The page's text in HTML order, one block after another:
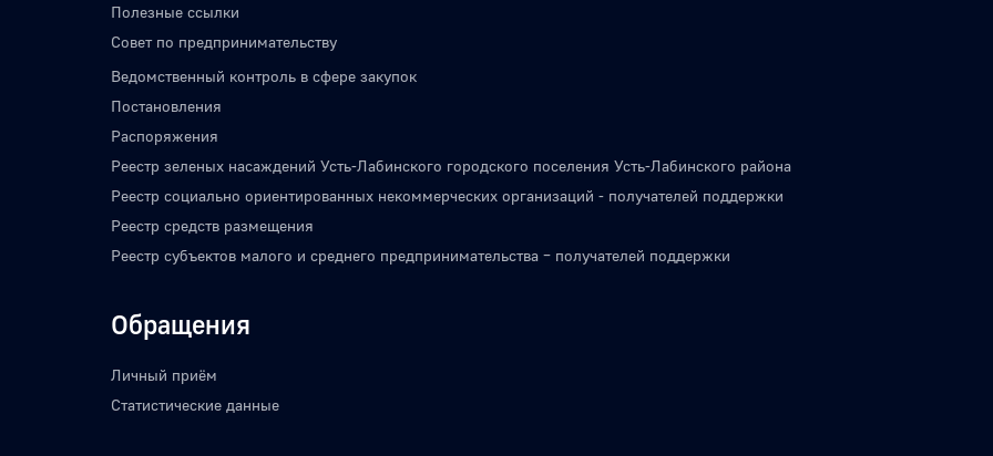
Полезные ссылки
Совет по предпринимательству
Ведомственный контроль в сфере закупок
Постановления
Распоряжения
Реестр зеленых насаждений Усть-Лабинского городского поселения Усть-Лабинского района
Реестр социально ориентированных некоммерческих организаций - получателей поддержки
Реестр средств размещения
Реестр субъектов малого и среднего предпринимательства – получателей поддержки
Обращения
Личный приём
Статистические данные